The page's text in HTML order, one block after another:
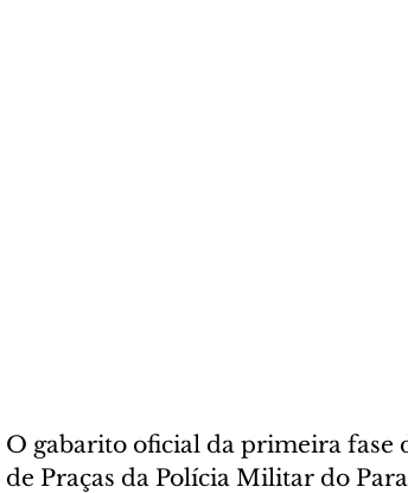
O gabarito oficial da primeira fase
de Praças da Polícia Militar do